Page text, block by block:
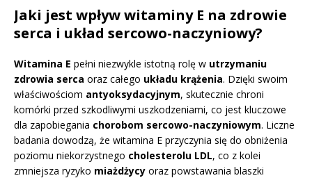
Jaki jest wpływ witaminy E na zdrowie
serca i układ sercowo-naczyniowy?
Witamina E pełni niezwykle istotną rolę w utrzymaniu
zdrowia serca oraz całego układu krążenia. Dzięki swoim
właściwościom antyoksydacyjnym, skutecznie chroni
komórki przed szkodliwymi uszkodzeniami, co jest kluczowe
dla zapobiegania chorobom sercowo-naczyniowym. Liczne
badania dowodzą, że witamina E przyczynia się do obniżenia
poziomu niekorzystnego cholesterolu LDL, co z kolei
zmniejsza ryzyko miażdżycy oraz powstawania blaszki